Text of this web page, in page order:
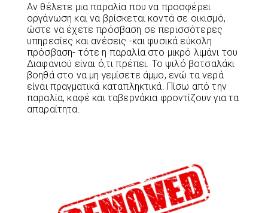
Αν θέλετε μια παραλία που να προσφέρει
οργάνωση και να βρίσκεται κοντά σε οικισμό,
ώστε να έχετε πρόσβαση σε περισσότερες
υπηρεσίες και ανέσεις -και φυσικά εύκολη
πρόσβαση- τότε η παραλία στο μικρό λιμάνι του
Διαφανιού είναι ό,τι πρέπει. Το ψιλό βοτσαλάκι
βοηθά στο να μη γεμίσετε άμμο, ενώ τα νερά
είναι πραγματικά καταπληκτικά. Πίσω από την
παραλία, καφέ και ταβερνάκια φροντίζουν για τα
απαραίτητα.